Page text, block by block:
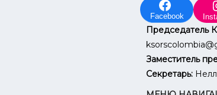
Facebook
Председатель
Заместитель
Секретарь: